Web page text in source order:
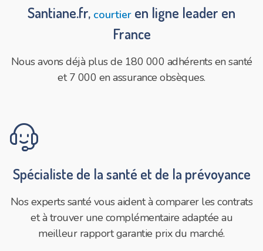
Santiane.fr, courtier en ligne leader en
France
Nous avons déjà plus de 180 000 adhérents en santé
et 7 000 en assurance obsèques.
headphones_customer_support_human
Spécialiste de la santé et de la prévoyance
Nos experts santé vous aident à comparer les contrats
et à trouver une complémentaire adaptée au
meilleur rapport garantie prix du marché.